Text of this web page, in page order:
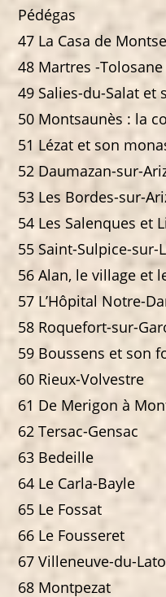
Pédégas
47 La Casa de
48 Martres -
49 Salies-du-Salat et
50 Montsaunès : la
51 Lézat et son
52 Daumazan-sur-
53 Les Bordes-sur-
54 Les Salenques et
55 Saint-Sulpice-sur-
56 Alan, le village et
57 L’Hôpital Notre-
58 Roquefort-sur-
59 Boussens et son
60 Rieux-Volvestre
61 De Merigon à
62 Tersac-Gensac
63 Bedeille
64 Le Carla-Bayle
65 Le Fossat
66 Le Fousseret
67 Villeneuve-du-
68 Montpezat